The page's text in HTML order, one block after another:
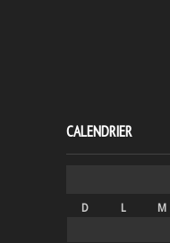
CALENDRIER
D L M